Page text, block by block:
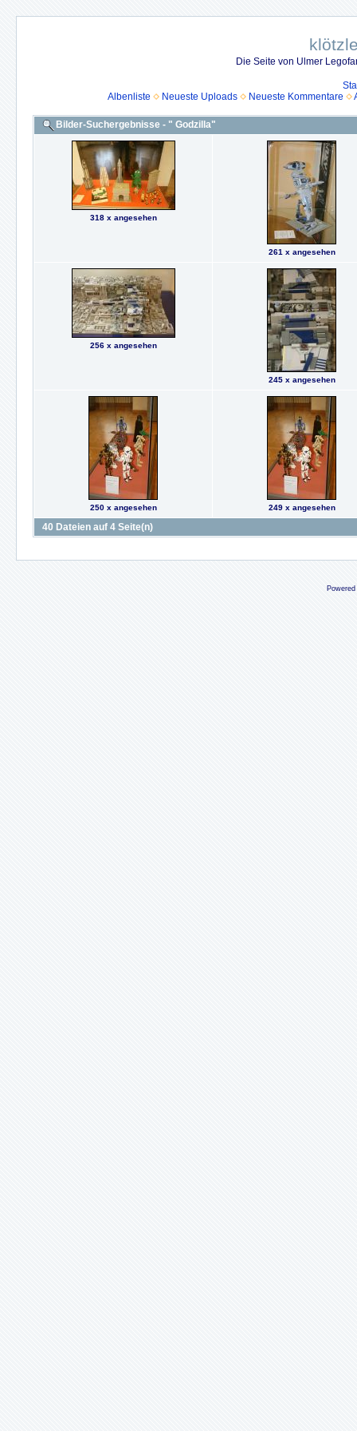
Die Seite von Ulmer
Albenliste
Neueste Uploads Neueste Kommentare
Bilder-Suchergebnisse - " Godzilla"
318 x angesehen
261 x angesehen
256 x angesehen
245 x angesehen
250 x angesehen 249 x angesehen
40 Dateien auf 4 Seite(n)